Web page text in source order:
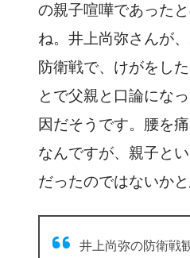
の親子喧嘩であった
ね。井上尚弥さんが
防衛戦で、けがをし
とで父親と口論にな
因だそうです。腰を
なんですが、親子と
だったのではないかと
井上尚弥の防衛戦